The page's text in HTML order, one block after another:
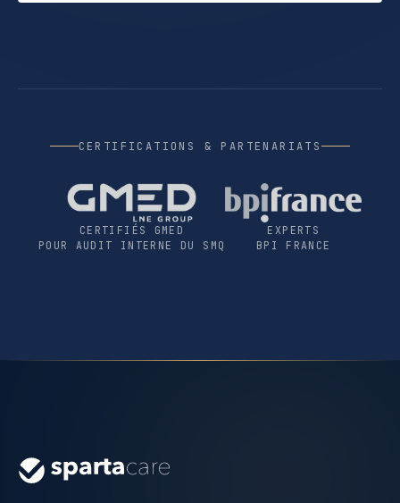
CERTIFICATIONS & PARTENARIATS
CERTIFIÉS GMED
POUR AUDIT INTERNE DU SMQ
EXPERTS
BPI FRANCE